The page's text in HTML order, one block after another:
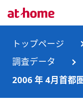
トップページ
調査データ
2006 年 4月首都